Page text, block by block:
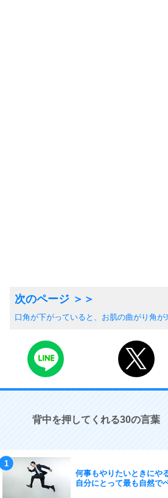
口角が下がっていると、お肌の曲がり角が
背中を押してくれる30の言葉
何事もやりたいときにや
自分にとって最も自然で